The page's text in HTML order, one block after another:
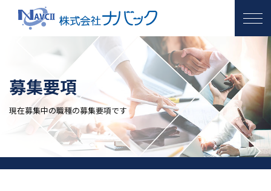
ナバックを知る
職種説明
社員紹介
募集要項
営業
カスタマーサポート
インフラビジネス
募集要項
現在募集中の職種の募集要項です